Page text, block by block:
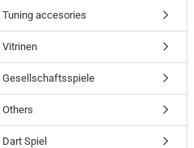
Tuning accesories
Vitrinen
Gesellschaftsspiele
Others
Dart Spiel